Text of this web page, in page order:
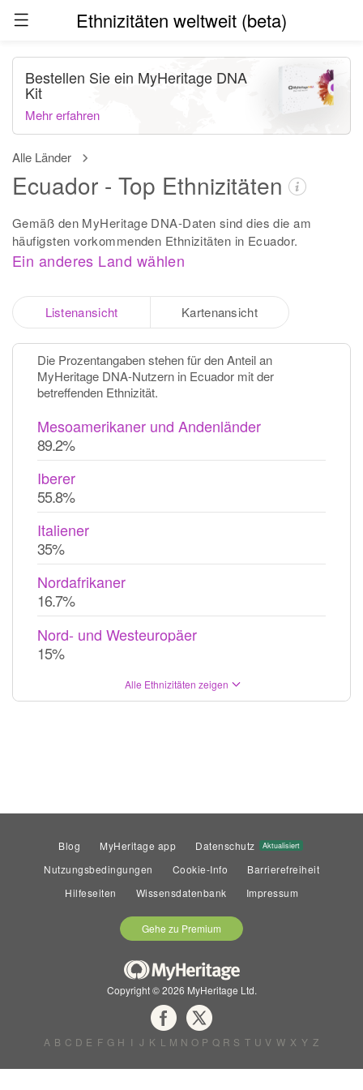
Ethnizitäten weltweit (beta)
Alle Länder
Ecuador - Top Ethnizitäten
Gemäß den MyHeritage DNA-Daten sind dies die am
häufigsten vorkommenden Ethnizitäten in Ecuador.
Ein anderes Land wählen
Bestellen Sie ein MyHeritage DNA
Kit
Mehr erfahren
Listenansicht Kartenansicht
Die Prozentangaben stehen für den Anteil an
MyHeritage DNA-Nutzern in Ecuador mit der
betreffenden Ethnizität.
Mesoamerikaner und Andenländer
89.2%
Iberer
55.8%
Italiener
35%
Nordafrikaner
16.7%
Nord- und Westeuropäer
15%
Alle Ethnizitäten zeigen
Blog MyHeritage app Datenschutz Aktualisiert
Nutzungsbedingungen Cookie-Info
Barrierefreiheit
Hilfeseiten
Wissensdatenbank Impressum
Gehe zu Premium
Copyright © 2026 MyHeritage Ltd.
A B C D E F G H I J K L M N O P Q R S T U V W X Y Z